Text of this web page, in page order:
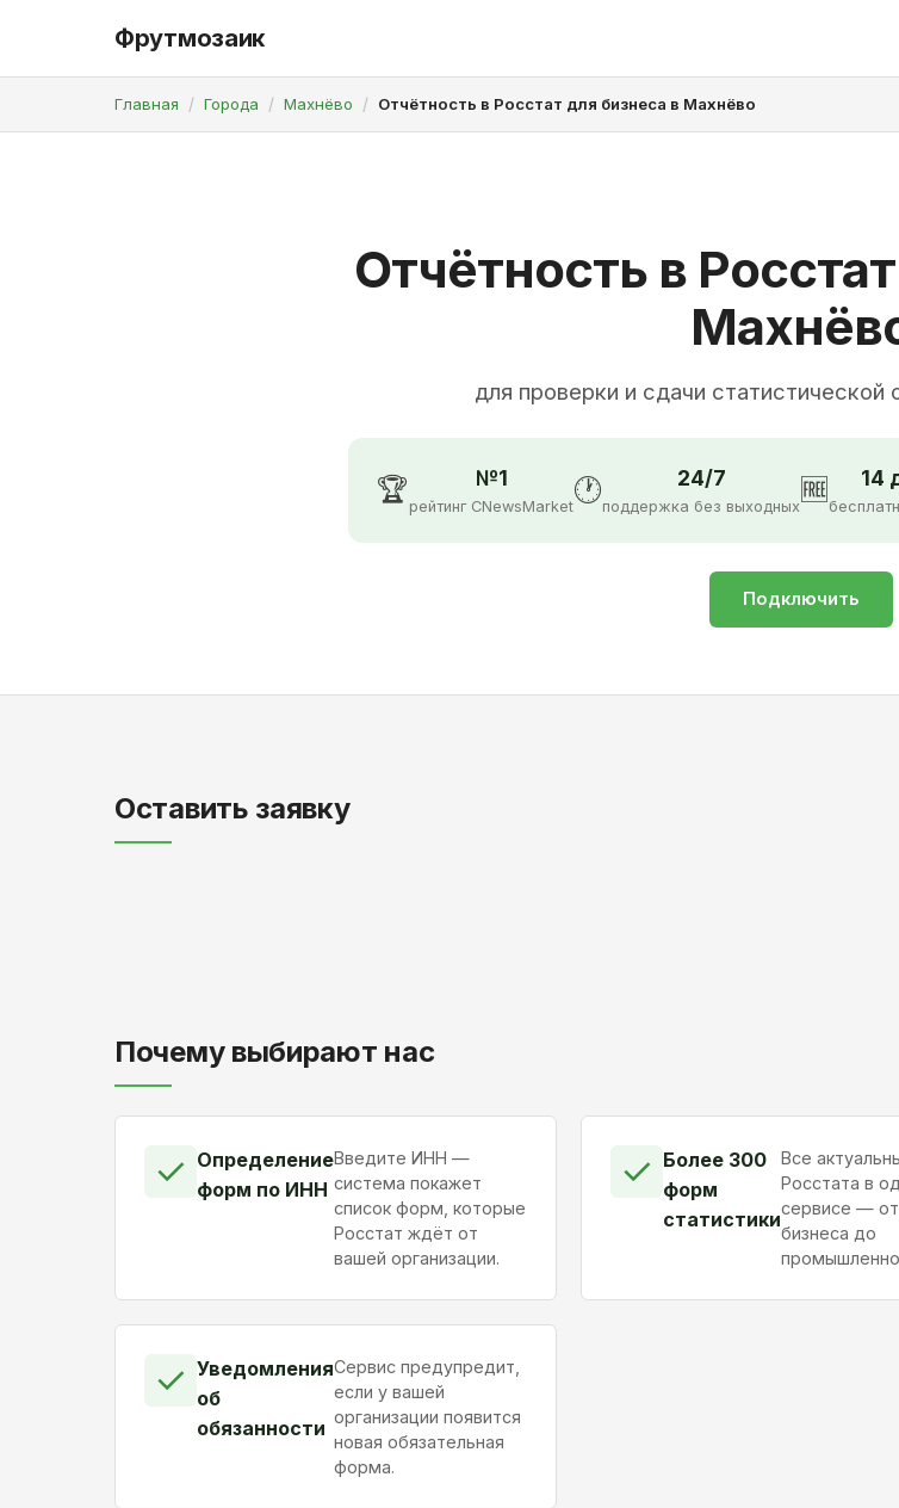
Фрутмозаик
Главная Города Махнёво Отчётность в Росстат для бизнеса в Махнёво
Отчётность в
для проверки и сдачи статистической
🏆 №1
рейтинг CNewsMarket🕐 24/7
поддержка без выходных 🆓 14
Подключить
Оставить заявку
Почему выбирают нас
✓ Определение
форм по ИНН
Введите ИНН —
система покажет
список форм, которые
Росстат ждёт от
вашей организации.
✓ Более 300
форм
статистики
Все
Росстата в
сервисе —
бизнеса до
✓ Уведомления
об
обязанности
Сервис предупредит,
если у вашей
организации появится
новая обязательная
форма.